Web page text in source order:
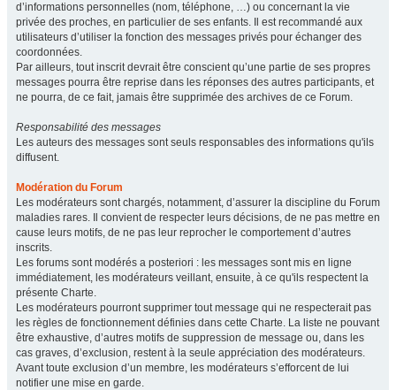
d’informations personnelles (nom, téléphone, …) ou concernant la vie
privée des proches, en particulier de ses enfants. Il est recommandé aux
utilisateurs d’utiliser la fonction des messages privés pour échanger des
coordonnées.
Par ailleurs, tout inscrit devrait être conscient qu’une partie de ses propres
messages pourra être reprise dans les réponses des autres participants, et
ne pourra, de ce fait, jamais être supprimée des archives de ce Forum.
Responsabilité des messages
Les auteurs des messages sont seuls responsables des informations qu'ils
diffusent.
Modération du Forum
Les modérateurs sont chargés, notamment, d’assurer la discipline du Forum
maladies rares. Il convient de respecter leurs décisions, de ne pas mettre en
cause leurs motifs, de ne pas leur reprocher le comportement d’autres
inscrits.
Les forums sont modérés a posteriori : les messages sont mis en ligne
immédiatement, les modérateurs veillant, ensuite, à ce qu'ils respectent la
présente Charte.
Les modérateurs pourront supprimer tout message qui ne respecterait pas
les règles de fonctionnement définies dans cette Charte. La liste ne pouvant
être exhaustive, d’autres motifs de suppression de message ou, dans les
cas graves, d’exclusion, restent à la seule appréciation des modérateurs.
Avant toute exclusion d’un membre, les modérateurs s’efforcent de lui
notifier une mise en garde.